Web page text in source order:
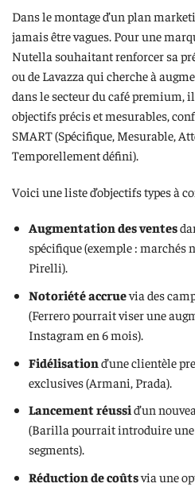
Dans le montage d’un plan
jamais être vagues. Pour une
Nutella souhaitant renforcer sa
ou de Lavazza qui cherche à
dans le secteur du café premium,
objectifs précis et mesurables,
SMART (Spécifique, Mesurable,
Temporellement défini).
Voici une liste d’objectifs types à
Augmentation des ventes
spécifique (exemple : marchés
Pirelli).
Notoriété accruevia des
(Ferrero pourrait viser une
Instagram en 6 mois).
Fidélisation d’une clientèle
exclusives (Armani, Prada).
Lancement réussi d’un
(Barilla pourrait introduire
segments).
Réduction de coûtsvia une